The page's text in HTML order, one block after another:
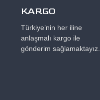
KARGO
Türkiye’nin her iline
anlaşmalı kargo ile
gönderim sağlamaktayız.